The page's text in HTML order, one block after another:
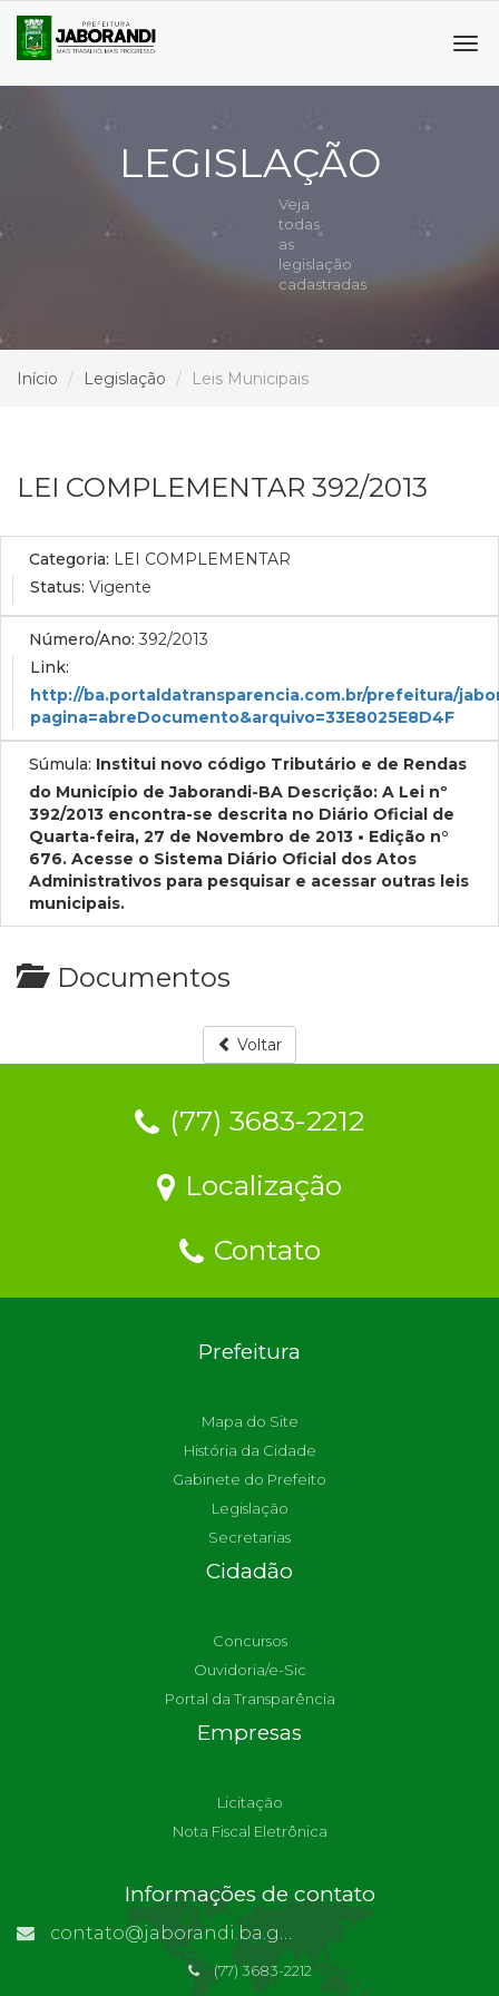
LEGISLAÇÃO
Veja
todas
as
legislação
cadastradas
Início Legislação Leis Municipais
LEI COMPLEMENTAR 392/2013
Categoria: LEI COMPLEMENTAR
Status: Vigente
Número/Ano: 392/2013
Link:
http://ba.portaldatransparencia.com.br/prefeitura/
pagina=abreDocumento&arquivo=33E8025E8D4F
Súmula: Institui novo código Tributário e de Rendas
do Município de Jaborandi-BA Descrição: A Lei nº
392/2013 encontra-se descrita no Diário Oficial de
Quarta-feira, 27 de Novembro de 2013 • Edição n°
676. Acesse o Sistema Diário Oficial dos Atos
Administrativos para pesquisar e acessar outras leis
municipais.
Documentos
Voltar
(77) 3683-2212
Localização
Contato
Prefeitura
Mapa do Site
História da Cidade
Gabinete do Prefeito
Legislação
Secretarias
Cidadão
Concursos
Ouvidoria/e-Sic
Portal da Transparência
Empresas
Licitação
Nota Fiscal Eletrônica
Informações de contato
contato@jaborandi.ba.gov.br | Funcionário Responsável: Ronaldo Da Paz Dourado
(77) 3683-2212